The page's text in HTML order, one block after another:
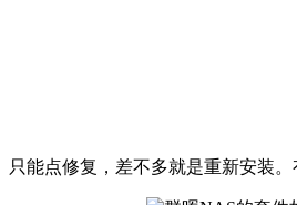
只能点修复，差不多就是重新安装